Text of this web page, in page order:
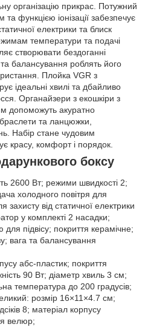
організацію прикрас. Потужний
функцією іонізації забезпечує
електрики та блиск
температури та подачі
створювати бездоганні
балансування роблять його
Плойка VGR з
ідеальні хвилі та дбайливо
Органайзери з екошкіри з
допоможуть акуратно
та ланцюжки,
Набір стане чудовим
красу, комфорт і порядок.
боксу
2600 Вт; режими швидкості 2;
холодного повітря для
захисту від статичної електрики
у комплекті 2 насадки;
підвісу; покриття керамічне;
вага та балансування
абс-пластик; покриття
90 Вт; діаметр хвиль 3 см;
температура до 200 градусів;
розмір 16×11×4.7 см;
8; матеріал корпусу
велюр;